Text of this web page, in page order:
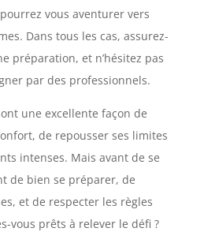
vous aventurer vers
Dans tous les cas, assurez-
préparation, et n’hésitez pas
par des professionnels.
une excellente façon de
de repousser ses limites
intenses. Mais avant de se
de bien se préparer, de
et de respecter les règles
vous prêts à relever le défi ?